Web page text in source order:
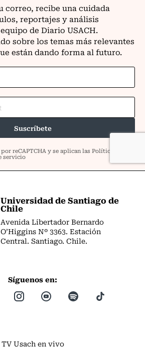
Universidad de Santiago de
Chile
Avenida Libertador Bernardo
O’Higgins Nº 3363. Estación
Central. Santiago. Chile.
Síguenos en:
TV Usach en vivo